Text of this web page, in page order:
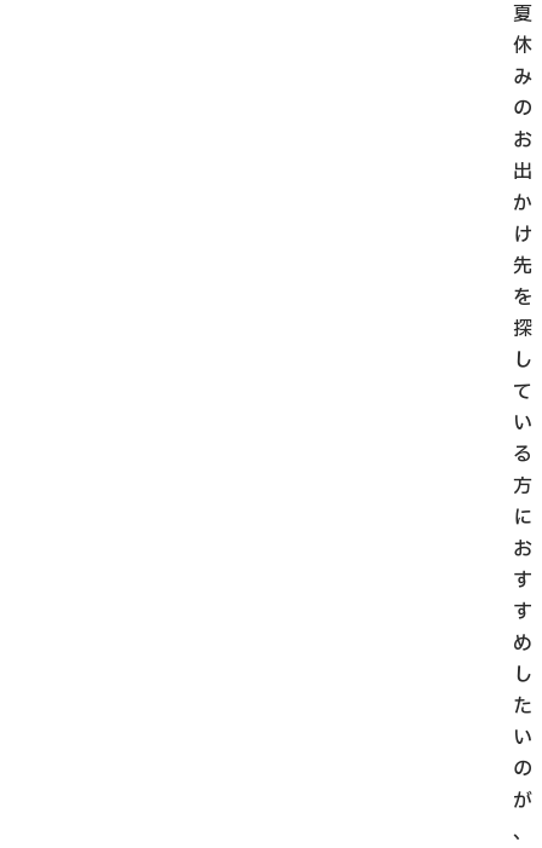
夏
休
み
の
お
出
か
け
先
を
探
し
て
い
る
方
に
お
す
す
め
し
た
い
の
が
、